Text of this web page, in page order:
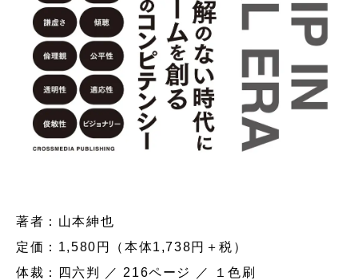
著者：山本紳也
定価：1,580円（本体1,738円＋税）
体裁：四六判 ／ 216ページ ／ １色刷